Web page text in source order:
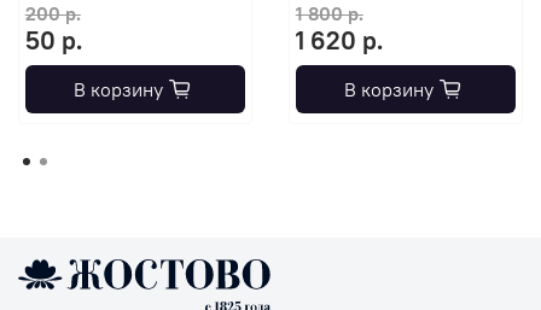
200 р.
50 р.
В корзину
1 800 р.
1 620 р.
В корзину